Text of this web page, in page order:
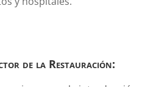
de la Restauración: